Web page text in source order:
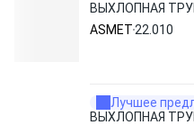
ВЫХЛОПНАЯ
ASMET 22.010
Лучшее
ВЫХЛОПНАЯ